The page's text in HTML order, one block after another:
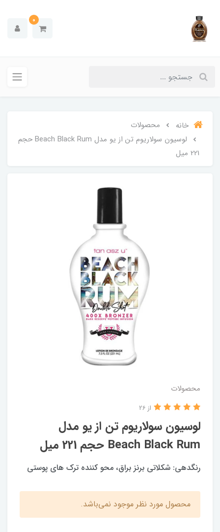
0
خانه
محصولات
لوسیون سولاریوم تن از یو مدل Beach Black Rum حجم
221 میل
محصولات
لوسیون سولاریوم تن از یو مدل
Beach Black Rum حجم 221 میل
از 26
رنگدهی: شکلاتی برنز براق، محو کننده ترک های پوستی
محصول مورد نظر موجود نمی‌باشد.